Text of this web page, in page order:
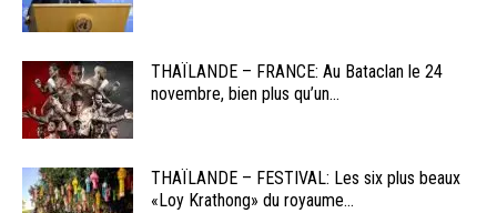
THAÏLANDE – FRANCE: Au Bataclan le 24
novembre, bien plus qu’un...
THAÏLANDE – FESTIVAL: Les six plus beaux
«Loy Krathong» du royaume...